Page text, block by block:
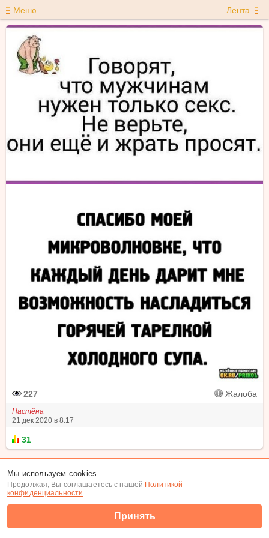
Меню Лента
227 Жалоба
Настёна
21 дек 2020 в 8:17
31
Меню
©
Мы используем cookies
Продолжая, Вы соглашаетесь с нашей Политикой
конфиденциальности.
Принять